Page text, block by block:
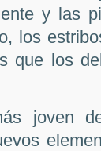
y las
los
que los
joven